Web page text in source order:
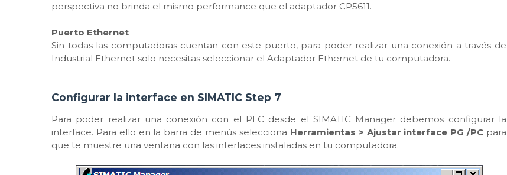
perspectiva no brinda el mismo performance que el adaptador CP5611.
Puerto Ethernet
Sin todas las computadoras cuentan con este puerto, para poder realizar una conexión a través de
Industrial Ethernet solo necesitas seleccionar el Adaptador Ethernet de tu computadora.
Configurar la interface en SIMATIC Step 7
Para poder realizar una conexión con el PLC desde el SIMATIC Manager debemos configurar la
interface. Para ello en la barra de menús selecciona Herramientas > Ajustar interface PG /PC para
que te muestre una ventana con las interfaces instaladas en tu computadora.